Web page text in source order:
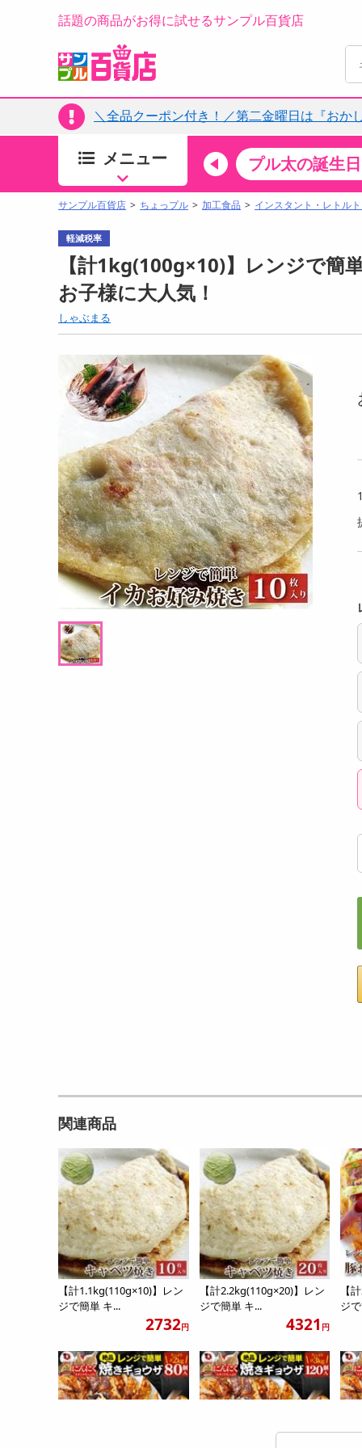
話題の商品がお得に試せるサンプル百貨店
＼全品クーポン付き！／第二金曜日は『おか
ちょっプルカテゴリ すべ
食品・調味料
加工食品
お菓子
アイス・スイーツ
飲料
洗剤
キッチン・日用品
ヘアケア・ボディケア
ビューティーケア
健康・ダイエット・サプリメント
医薬品・医薬部外品
インテリア・家具・収納・寝具
ファッション
家電
ベビー・キッズ・マタニティ
ペット用品
クーポン・資格・学習
メニュー
キッチン・日用品 食品 プル太の誕生
サンプル百貨店 ちょっプル 加工食品 インスタント・レトル
軽減税率
【計1kg(100g×10)】レンジで簡
お子様に大人気！
しゃぶまる
関連商品
【計1.1kg(110g×10)】レン
ジで簡単 キ...
2732円
【計2.2kg(110g×20)】レン
ジで簡単 キ...
4321 円
【
ジ
0
花柄プリント
円
1,628円
493.4円
ちょっプル
【Lサイズ／3色組】綿100%花柄プリントシ
ョーツ
提供数 50
お試し費用
1,480円
参考価格 1,628円
1枚あたり 493.4